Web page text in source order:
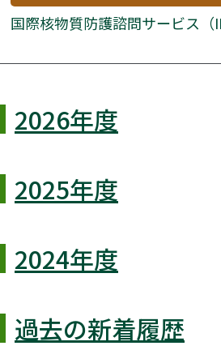
国際核物質防護諮問サービス（
2026年度
2025年度
2024年度
過去の新着履歴